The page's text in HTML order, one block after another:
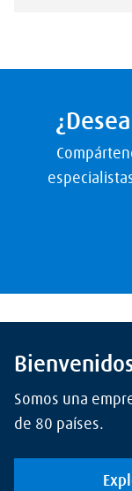
Somos una
de 80 países.